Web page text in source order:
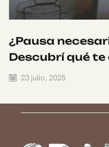
¿Pausa
Descubrí qué
23 julio, 2025